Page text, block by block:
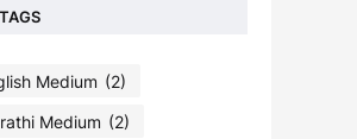
Medium (2)
Medium (2)